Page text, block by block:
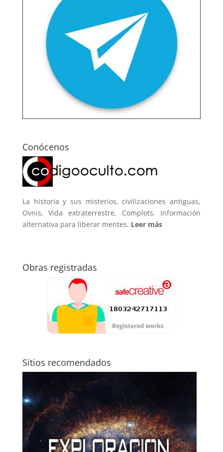
Conócenos
La historia y sus misterios, civilizaciones antiguas,
Ovnis, Vida extraterrestre, Complots. Información
alternativa para liberar mentes. Leer más
Obras registradas
Sitios recomendados